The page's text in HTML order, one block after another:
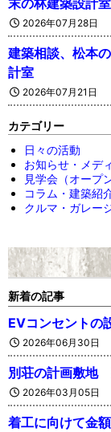
2026年07月28日
建築相談、松本
計室
2026年07月21日
カテゴリー
日々の活動
お知らせ・メデ
見学会（オープ
コラム・建築紹
クルマ・ガレー
新着の記事
EVコンセントの
2026年06月30日
別荘の計画敷地
2026年03月05日
着工に向けて金